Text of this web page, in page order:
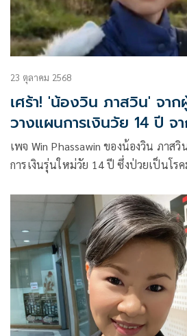
23 ตุลาคม 2568
เศร้า! 'น้องวิน ภาสวิน' จา
วางแผนการเงินวัย 14 ปี จ
เพจ Win Phassawin ของน้องวิน ภาส
การเงินรุ่นใหม่วัย 14 ปี ซึ่งป่วยเป็นโรค